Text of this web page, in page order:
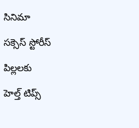
సినిమా
సక్సెస్ స్టోరీస్
పిల్లలకు
హెల్త్ టిప్స్